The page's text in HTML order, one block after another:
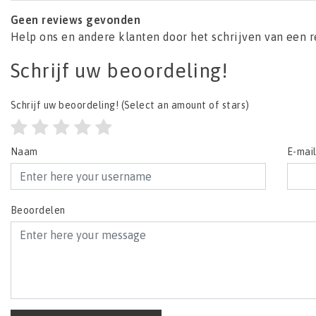
Geen reviews gevonden
Help ons en andere klanten door het schrijven van een
Schrijf uw beoordeling!
Schrijf uw beoordeling! (Select an amount of stars)
Naam E-mail
Beoordelen